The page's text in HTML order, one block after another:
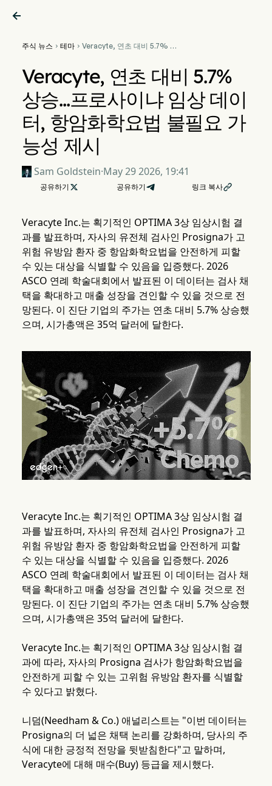

주식 뉴스  테마 Veracyte, 연초 대비 5.7% 상
제시
Veracyte, 연초 대비 5.7%
상승…프로사이냐 임상 데이
터, 항암화학요법 불필요 가
능성 제시
Sam Goldstein·May 29 2026, 19:41
공유하기  공유하기 링크 복사
Veracyte Inc.는 획기적인 OPTIMA 3상 임상시험 결
과를 발표하며, 자사의 유전체 검사인 Prosigna가 고
위험 유방암 환자 중 항암화학요법을 안전하게 피할
수 있는 대상을 식별할 수 있음을 입증했다. 2026
ASCO 연례 학술대회에서 발표된 이 데이터는 검사 채
택을 확대하고 매출 성장을 견인할 수 있을 것으로 전
망된다. 이 진단 기업의 주가는 연초 대비 5.7% 상승했
으며, 시가총액은 35억 달러에 달한다.
Veracyte Inc.는 획기적인 OPTIMA 3상 임상시험 결
과를 발표하며, 자사의 유전체 검사인 Prosigna가 고
위험 유방암 환자 중 항암화학요법을 안전하게 피할
수 있는 대상을 식별할 수 있음을 입증했다. 2026
ASCO 연례 학술대회에서 발표된 이 데이터는 검사 채
택을 확대하고 매출 성장을 견인할 수 있을 것으로 전
망된다. 이 진단 기업의 주가는 연초 대비 5.7% 상승했
으며, 시가총액은 35억 달러에 달한다.
Veracyte Inc.는 획기적인 OPTIMA 3상 임상시험 결
과에 따라, 자사의 Prosigna 검사가 항암화학요법을
안전하게 피할 수 있는 고위험 유방암 환자를 식별할
수 있다고 밝혔다.
니덤(Needham & Co.) 애널리스트는 "이번 데이터는
Prosigna의 더 넓은 채택 논리를 강화하며, 당사의 주
식에 대한 긍정적 전망을 뒷받침한다"고 말하며,
Veracyte에 대해 매수(Buy) 등급을 제시했다.